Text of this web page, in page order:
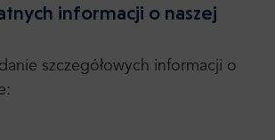
informacji o naszej
szczegółowych informacji o